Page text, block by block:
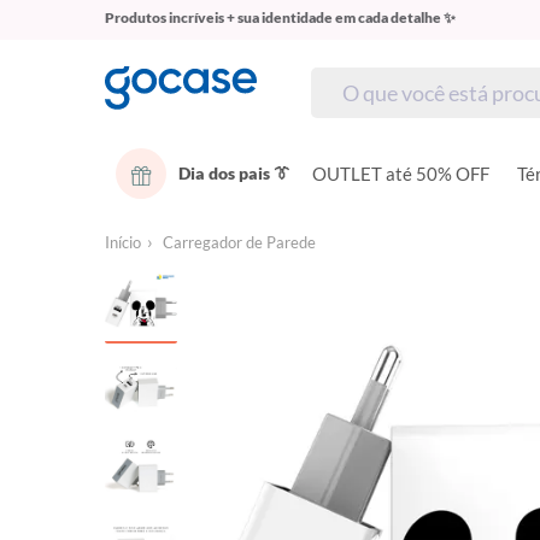
Produtos incríveis + sua identidade em cada detalhe ✨
Dia dos pais 👔 OUTLET até 50% OFF
Início Carregador de Parede